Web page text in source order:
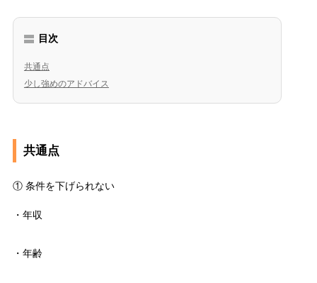
目次
共通点
少し強めのアドバイス
共通点
① 条件を下げられない
・年収
・年齢